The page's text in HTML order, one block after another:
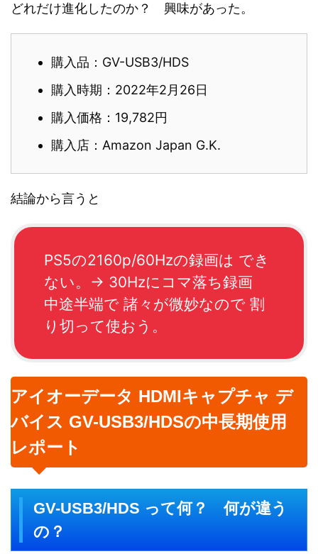
どれだけ進化したのか？ 興味があった。
購入品：GV-USB3/HDS
購入時期：2022年2月26日
購入価格：19,782円
購入店：Amazon Japan G.K.
結論から言うと
PS5の2160p/60Hzの録画は でき
ない。→ 30Hzにコマ落ち録画
中途半端で 諸々が微妙なので 割
り切って使おう。
アイオーデータ HDMIキャプチャ デ
バイス GV-USB3/HDSの中長期使用
レポート
GV-USB3/HDS って何？ 何が違う
の？